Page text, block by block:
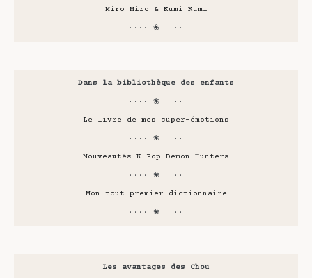
Miro Miro & Kumi Kumi
···· ❀ ····
Dans la bibliothèque des enfants
···· ❀ ····
Le livre de mes super-émotions
···· ❀ ····
Nouveautés K-Pop Demon Hunters
···· ❀ ····
Mon tout premier dictionnaire
···· ❀ ····
Les avantages des Chou